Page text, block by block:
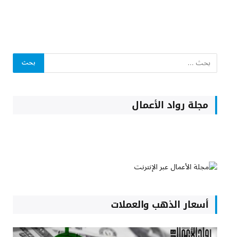
مجلة رواد الأعمال
أسعار الذهب والعملات